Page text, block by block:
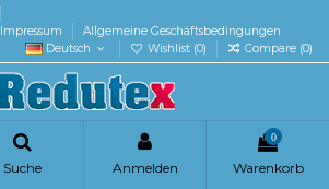
Impressum
Allgemeine Geschäftsbedingungen
Deutsch
Wishlist (0) Compare (0)
Suche Anmelden
0
Warenkorb